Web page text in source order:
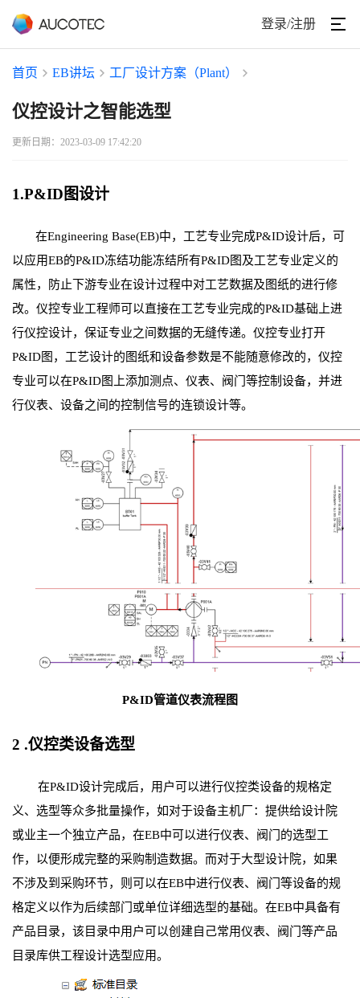
登录/注册
首页 EB讲坛 工厂设计方案（Plant）
仪控设计之智能选型
更新日期：2023-03-09 17:42:20
1.P&ID图设计
在Engineering Base(EB)中，工艺专业完成P&ID设计后，可
以应用EB的P&ID冻结功能冻结所有P&ID图及工艺专业定义的
属性，防止下游专业在设计过程中对工艺数据及图纸的进行修
改。仪控专业工程师可以直接在工艺专业完成的P&ID基础上进
行仪控设计，保证专业之间数据的无缝传递。仪控专业打开
P&ID图，工艺设计的图纸和设备参数是不能随意修改的，仪控
专业可以在P&ID图上添加测点、仪表、阀门等控制设备，并进
行仪表、设备之间的控制信号的连锁设计等。
P&ID管道仪表流程图
2 .仪控类设备选型
在P&ID设计完成后，用户可以进行仪控类设备的规格定
义、选型等众多批量操作，如对于设备主机厂：提供给设计院
或业主一个独立产品，在EB中可以进行仪表、阀门的选型工
作，以便形成完整的采购制造数据。而对于大型设计院，如果
不涉及到采购环节，则可以在EB中进行仪表、阀门等设备的规
格定义以作为后续部门或单位详细选型的基础。在EB中具备有
产品目录，该目录中用户可以创建自己常用仪表、阀门等产品
目录库供工程设计选型应用。